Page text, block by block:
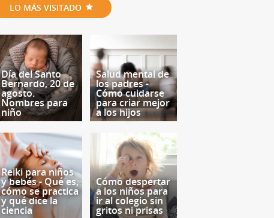
LO MÁS VISITADO
Día del Santo
Bernardo, 20 de
agosto.
Nombres para
niño
Salud mental de
los padres -
Cómo cuidarse
para criar mejor
a los hijos
Reiki para niños
y bebés - Qué es,
cómo se practica
y qué dice la
ciencia
Cómo despertar
a los niños para
ir al colegio sin
gritos ni prisas